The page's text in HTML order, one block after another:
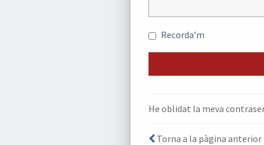
Recorda’m
He oblidat la meva
Torna a la pàgina anterior